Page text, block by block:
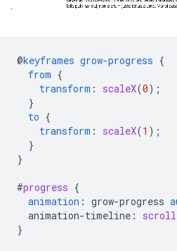
@keyframes grow-progress {
from {
transform : scaleX(0);
}
to {
transform : scaleX(1 );
}
}
#progress {
animation : grow-progress
animation-timeline : scroll
}